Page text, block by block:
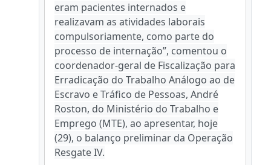
eram pacientes internados e
realizavam as atividades laborais
compulsoriamente, como parte do
processo de internação”, comentou o
coordenador-geral de Fiscalização para
Erradicação do Trabalho Análogo ao de
Escravo e Tráfico de Pessoas, André
Roston, do Ministério do Trabalho e
Emprego (MTE), ao apresentar, hoje
(29), o balanço preliminar da Operação
Resgate IV.